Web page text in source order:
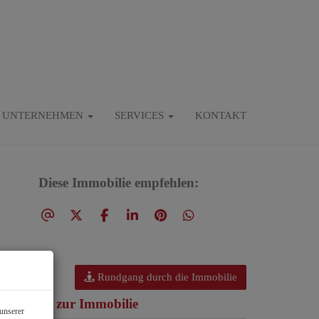
UNTERNEHMEN SERVICES KONTAKT
Diese Immobilie empfehlen:
Rundgang durch die Immobilie
zur Immobilie